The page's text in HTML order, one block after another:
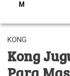
M
KONG
Kong